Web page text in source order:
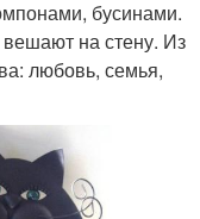
бусинами.
на стену. Из
любовь, семья,